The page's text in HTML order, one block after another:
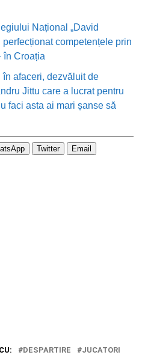
Național „David
perfecționat competențele prin
în Croația
afaceri, dezvăluit de
Jittu care a lucrat pentru
faci asta ai mari șanse să
Twitter Email
DESPARTIRE
JUCATORI